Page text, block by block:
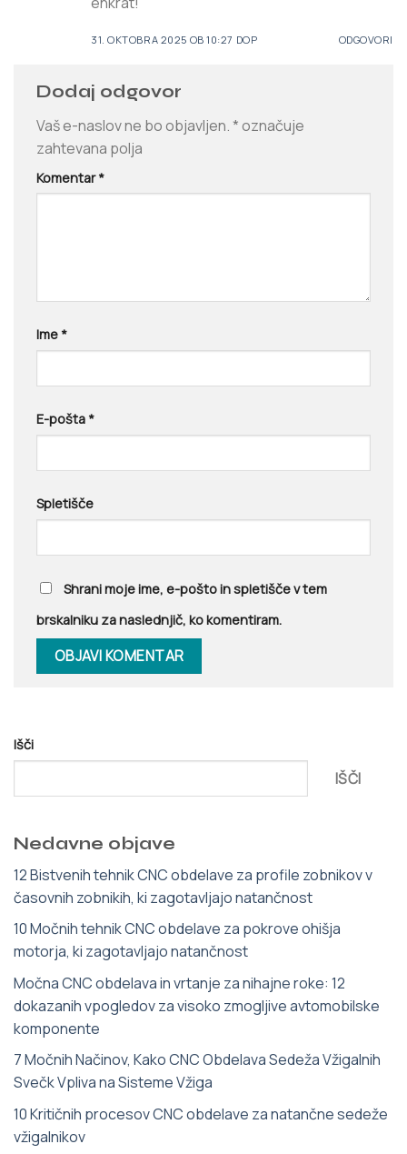
31. OKTOBRA 2025 OB 10:27 DOP ODGOVORI
Dodaj odgovor
Vaš e-naslov ne bo objavljen.*označuje
zahtevana polja
Komentar*
Ime *
E-pošta *
Spletišče
Shrani moje ime, e-pošto in spletišče v tem
brskalniku za naslednjič, ko komentiram.
Išči
IŠČI
Nedavne objave
12 Bistvenih tehnik CNC obdelave za profile zobnikov v
časovnih zobnikih, ki zagotavljajo natančnost
10 Močnih tehnik CNC obdelave za pokrove ohišja
motorja, ki zagotavljajo natančnost
Močna CNC obdelava in vrtanje za nihajne roke: 12
dokazanih vpogledov za visoko zmogljive avtomobilske
komponente
7 Močnih Načinov, Kako CNC Obdelava Sedeža Vžigalnih
Svečk Vpliva na Sisteme Vžiga
10 Kritičnih procesov CNC obdelave za natančne sedeže
vžigalnikov